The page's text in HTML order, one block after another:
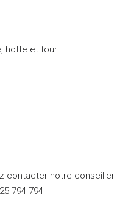
hotte et four
contacter notre conseiller
794 794